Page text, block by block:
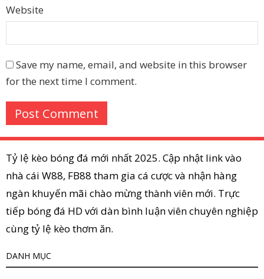
Website
Save my name, email, and website in this browser
for the next time I comment.
Tỷ lệ kèo bóng đá mới nhất 2025. Cập nhật link vào
nhà cái W88, FB88 tham gia cá cược và nhận hàng
ngàn khuyến mãi chào mừng thành viên mới. Trực
tiếp bóng đá HD với dàn bình luận viên chuyên nghiệp
cùng tỷ lệ kèo thơm ăn.
DANH MỤC